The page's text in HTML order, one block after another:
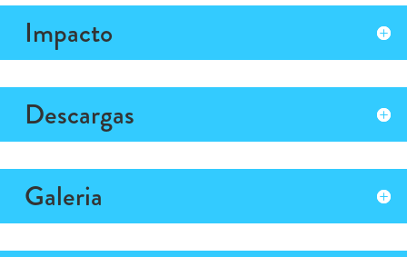
Impacto
Descargas
Galeria